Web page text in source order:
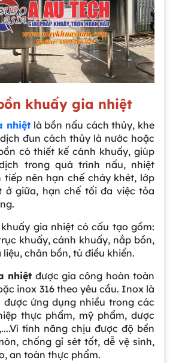
khuấy gia nhiệt
nhiệtlà bồn nấu cách thủy, khe
đun cách thủy là nước hoặc
có thiết kế cánh khuấy, giúp
trong quá trình nấu, nhiệt
tiếp nên hạn chế cháy khét, lớp
ở giữa, hạn chế tối đa việc tỏa
gia nhiệt có cấu tạo gồm:
khuấy, cánh khuấy, nắp bồn,
chân bồn, tủ điều khiển.
nhiệt được gia công hoàn toàn
inox 316 theo yêu cầu. Inox là
ứng dụng nhiều trong các
thực phẩm, mỹ phẩm, dược
tính năng chịu được độ bền
chống gỉ sét tốt, dễ vệ sinh,
an toàn thực phẩm.